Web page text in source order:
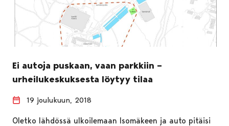
Ei autoja puskaan, vaan parkkiin –
urheilukeskuksesta löytyy tilaa
19 joulukuun, 2018
Oletko lähdössä ulkoilemaan Isomäkeen ja auto pitäisi